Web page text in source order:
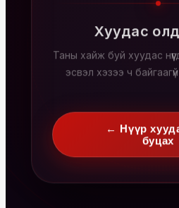
Хуудас
Таны хайж буй хуудас
эсвэл хэзээ ч
← Нүүр
буцах